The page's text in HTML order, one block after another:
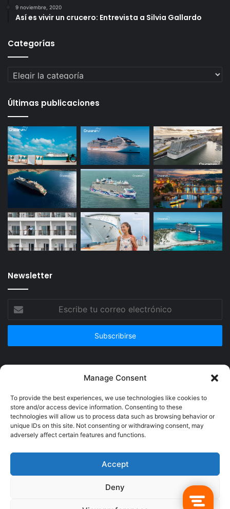
Manage Consent
To provide the best experiences, we use technologies like cookies to
store and/or access device information. Consenting to these
technologies will allow us to process data such as browsing behavior or
unique IDs on this site. Not consenting or withdrawing consent, may
adversely affect certain features and functions.
Accept
Deny
9 noviembre, 2020
Así es vivir un crucero: Entrevista a Silvia Gallardo
Categorías
Categorías
Últimas publicaciones
Newsletter
correo
© Copyright 2026, Todos los derechos reservados @Crucerum |